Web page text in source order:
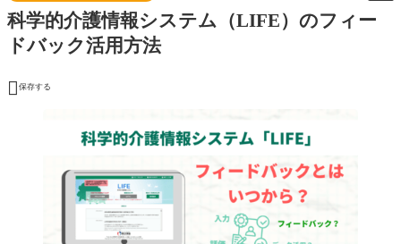
科学的介護情報システム（LIFE）のフィー
ドバック活用方法
 保存する